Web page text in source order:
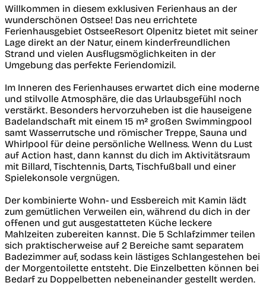
Willkommen in diesem exklusiven Ferienhaus an der
wunderschönen Ostsee! Das neu errichtete
Ferienhausgebiet OstseeResort Olpenitz bietet mit seiner
Lage direkt an der Natur, einem kinderfreundlichen
Strand und vielen Ausflugsmöglichkeiten in der
Umgebung das perfekte Feriendomizil.
Im Inneren des Ferienhauses erwartet dich eine moderne
und stilvolle Atmosphäre, die das Urlaubsgefühl noch
verstärkt. Besonders hervorzuheben ist die hauseigene
Badelandschaft mit einem 15 m² großen Swimmingpool
samt Wasserrutsche und römischer Treppe, Sauna und
Whirlpool für deine persönliche Wellness. Wenn du Lust
auf Action hast, dann kannst du dich im Aktivitätsraum
mit Billard, Tischtennis, Darts, Tischfußball und einer
Spielekonsole vergnügen.
Der kombinierte Wohn- und Essbereich mit Kamin lädt
zum gemütlichen Verweilen ein, während du dich in der
offenen und gut ausgestatteten Küche leckere
Mahlzeiten zubereiten kannst. Die 5 Schlafzimmer teilen
sich praktischerweise auf 2 Bereiche samt separatem
Badezimmer auf, sodass kein lästiges Schlangestehen bei
der Morgentoilette entsteht. Die Einzelbetten können bei
Bedarf zu Doppelbetten nebeneinander gestellt werden.